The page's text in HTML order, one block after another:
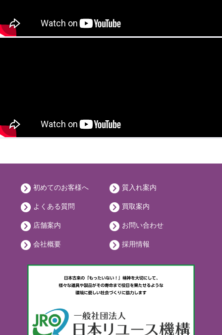
初めてのお客様へ 質入れ案内
よくある質問 買取案内
店舗案内 お問い合わせ
会社概要 採用情報